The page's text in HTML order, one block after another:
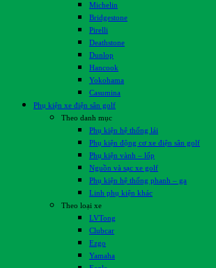
Michelin
Bridgestone
Pirelli
Deathstone
Dunlop
Hancook
Yokohama
Casumina
Phụ kiện xe điện sân golf
Theo danh mục
Phụ kiện hệ thống lái
Phụ kiện động cơ xe điện sân golf
Phụ kiện vành – lốp
Nguồn và sạc xe golf
Phụ kiện hệ thống phanh – ga
Linh phụ kiện khác
Theo loại xe
LVTong
Clubcar
Ezgo
Yamaha